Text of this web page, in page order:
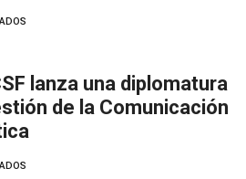
lanza una diplomatura
de la Comunicación